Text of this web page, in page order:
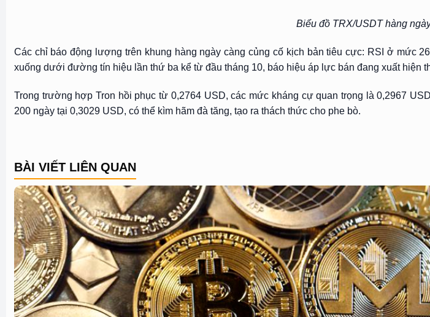
Biểu đồ TRX/USDT hàng
Các chỉ báo động lượng trên khung hàng ngày càng củng cố kịch bản tiêu cực: RSI ở mức
xuống dưới đường tín hiệu lần thứ ba kể từ đầu tháng 10, báo hiệu áp lực bán đang xuất hiện
Trong trường hợp Tron hồi phục từ 0,2764 USD, các mức kháng cự quan trọng là 0,2967
200 ngày tại 0,3029 USD, có thể kìm hãm đà tăng, tạo ra thách thức cho phe bò.
BÀI VIẾT LIÊN QUAN